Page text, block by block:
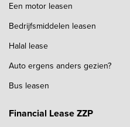
Een motor leasen
Bedrijfsmiddelen leasen
Halal lease
Auto ergens anders gezien?
Bus leasen
Financial Lease ZZP